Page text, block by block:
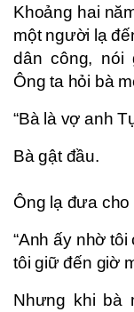
Khoảng hai
một người lạ
dân công, nói
Ông ta hỏi bà
“Bà là vợ anh
Bà gật đầu.
Ông lạ đưa cho
“Anh ấy nhờ
tôi giữ đến giờ
Nhưng khi bà